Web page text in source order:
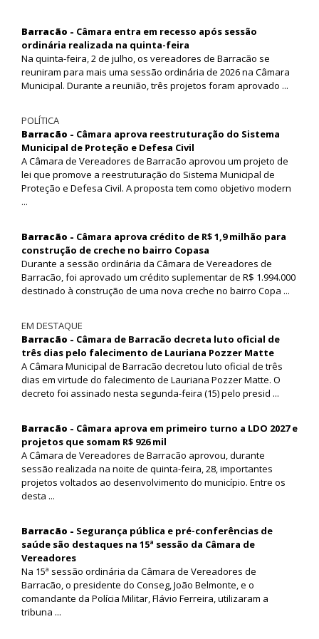
Barracão - Câmara entra em recesso após sessão
ordinária realizada na quinta-feira
Na quinta-feira, 2 de julho, os vereadores de Barracão se
reuniram para mais uma sessão ordinária de 2026 na Câmara
Municipal. Durante a reunião, três projetos foram aprovado ...
POLÍTICA
Barracão - Câmara aprova reestruturação do Sistema
Municipal de Proteção e Defesa Civil
A Câmara de Vereadores de Barracão aprovou um projeto de
lei que promove a reestruturação do Sistema Municipal de
Proteção e Defesa Civil. A proposta tem como objetivo modern
...
Barracão - Câmara aprova crédito de R$ 1,9 milhão para
construção de creche no bairro Copasa
Durante a sessão ordinária da Câmara de Vereadores de
Barracão, foi aprovado um crédito suplementar de R$ 1.994.000
destinado à construção de uma nova creche no bairro Copa ...
EM DESTAQUE
Barracão - Câmara de Barracão decreta luto oficial de
três dias pelo falecimento de Lauriana Pozzer Matte
A Câmara Municipal de Barracão decretou luto oficial de três
dias em virtude do falecimento de Lauriana Pozzer Matte. O
decreto foi assinado nesta segunda-feira (15) pelo presid ...
Barracão - Câmara aprova em primeiro turno a LDO 2027 e
projetos que somam R$ 926 mil
A Câmara de Vereadores de Barracão aprovou, durante
sessão realizada na noite de quinta-feira, 28, importantes
projetos voltados ao desenvolvimento do município. Entre os
desta ...
Barracão - Segurança pública e pré-conferências de
saúde são destaques na 15ª sessão da Câmara de
Vereadores
Na 15ª sessão ordinária da Câmara de Vereadores de
Barracão, o presidente do Conseg, João Belmonte, e o
comandante da Polícia Militar, Flávio Ferreira, utilizaram a
tribuna ...